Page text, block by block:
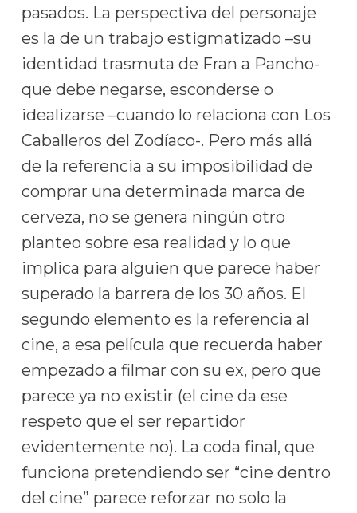
pasados. La perspectiva del personaje
es la de un trabajo estigmatizado –su
identidad trasmuta de Fran a Pancho-
que debe negarse, esconderse o
idealizarse –cuando lo relaciona con Los
Caballeros del Zodíaco-. Pero más allá
de la referencia a su imposibilidad de
comprar una determinada marca de
cerveza, no se genera ningún otro
planteo sobre esa realidad y lo que
implica para alguien que parece haber
superado la barrera de los 30 años. El
segundo elemento es la referencia al
cine, a esa película que recuerda haber
empezado a filmar con su ex, pero que
parece ya no existir (el cine da ese
respeto que el ser repartidor
evidentemente no). La coda final, que
funciona pretendiendo ser “cine dentro
del cine” parece reforzar no solo la